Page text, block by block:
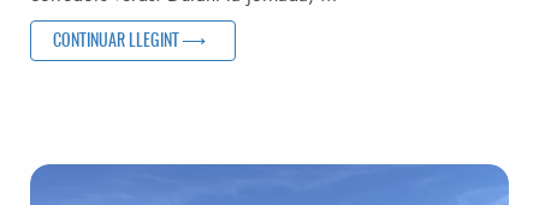
CONTINUAR LLEGINT “VALENCIAPORT I EL PORT DE LONG BEACH TREBALLEN